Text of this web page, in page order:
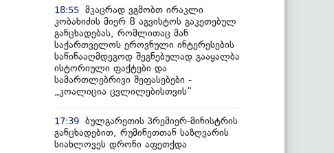
18:55 მკაცრად ვგმობთ ირაკლი
კობახიძის მიერ 8 აგვისტოს გაკეთებულ
განცხადებას, რომლითაც მან
საქართველოს ეროვნული ინტერესების
საწინააღმდეგოდ შეგნებულად გააყალბა
ისტორიული ფაქტები და
სამართლებრივი შეფასებები -
„კოალიცია ცვლილებისთვის“
17:39 ბულგარეთის პრემიერ-მინისტრის
განცხადებით, რუმინეთთან საზღვარის
სიახლოვეს დრონი აფეთქდა